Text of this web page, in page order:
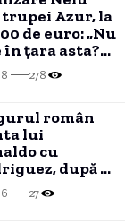
Azur, la
de euro: „Nu
în țara asta?
278
român
lui
cu
după o
decenii.
27